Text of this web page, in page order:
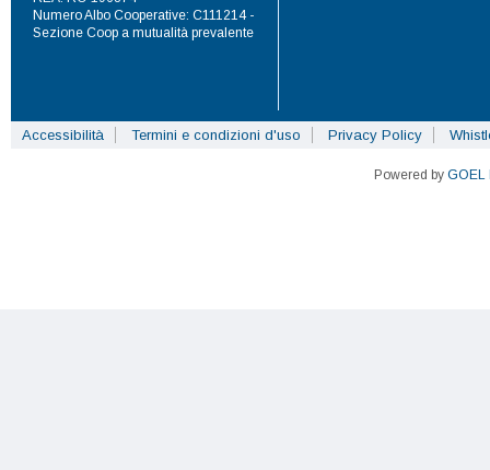
Numero Albo Cooperative: C111214 -
Sezione Coop a mutualità prevalente
Accessibilità Termini e condizioni d'uso Privacy Policy
Powered by GOEL